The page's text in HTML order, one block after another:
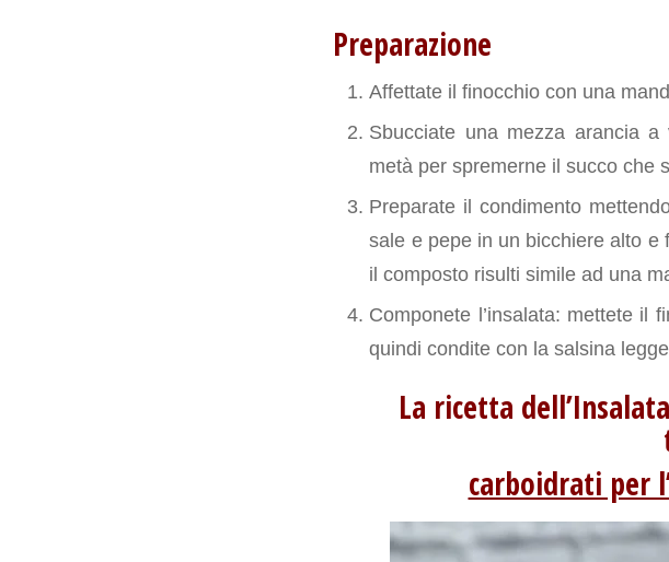
Preparazione
Affettate il finocchio con una
Sbucciate una mezza arancia
metà per spremerne il succo che
Preparate il condimento
sale e pepe in un bicchiere alto
il composto risulti simile ad una
Componete l’insalata: mettete il
quindi condite con la salsina
La ricetta
carboidrati per